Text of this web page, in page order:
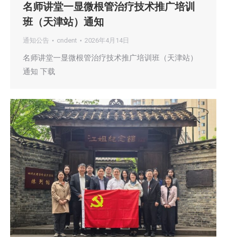
名师讲堂一显微根管治疗技术推广培训
班（天津站）通知
通知公告 cndent 2026年4月14日
名师讲堂一显微根管治疗技术推广培训班（天津站）
通知 下载